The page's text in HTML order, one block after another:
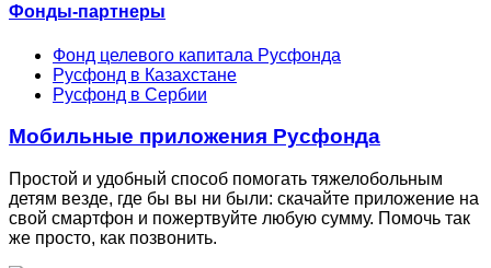
Фонды-партнеры
Фонд целевого капитала Русфонда
Русфонд в Казахстане
Русфонд в Сербии
Мобильные приложения Русфонда
Простой и удобный способ помогать тяжелобольным
детям везде, где бы вы ни были: скачайте приложение на
свой смартфон и пожертвуйте любую сумму. Помочь так
же просто, как позвонить.